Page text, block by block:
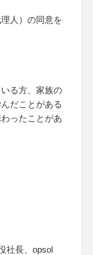
人）の同意を
る方、家族の
だことがある
ったことがあ
社長、opsol